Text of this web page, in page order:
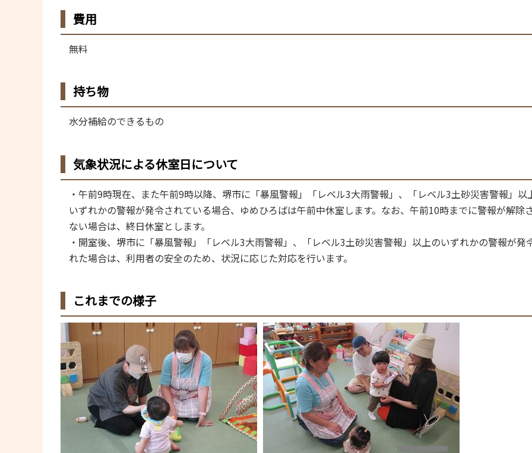
費用
無料
持ち物
水分補給のできるもの
気象状況による休室日について
・午前9時現在、また午前9時以降、堺市に「暴風警報」「レベル3大雨警報」、「レベル3土砂災害警報」以
いずれかの警報が発令されている場合、ゆめひろばは午前中休室します。なお、午前10時までに警報が解除
ない場合は、終日休室とします。
・開室後、堺市に「暴風警報」「レベル3大雨警報」、「レベル3土砂災害警報」以上のいずれかの警報が発
れた場合は、利用者の安全のため、状況に応じた対応を行います。
これまでの様子